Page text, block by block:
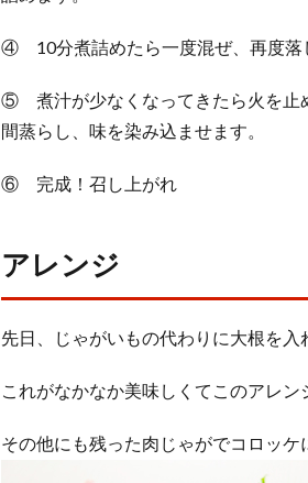
④ 10分煮詰めたら一度混ぜ、再度落
⑤ 煮汁が少なくなってきたら火を止
間蒸らし、味を染み込ませます。
⑥ 完成！召し上がれ
アレンジ
先日、じゃがいもの代わりに大根を
これがなかなか美味しくてこのアレン
その他にも残った肉じゃがでコロッケ